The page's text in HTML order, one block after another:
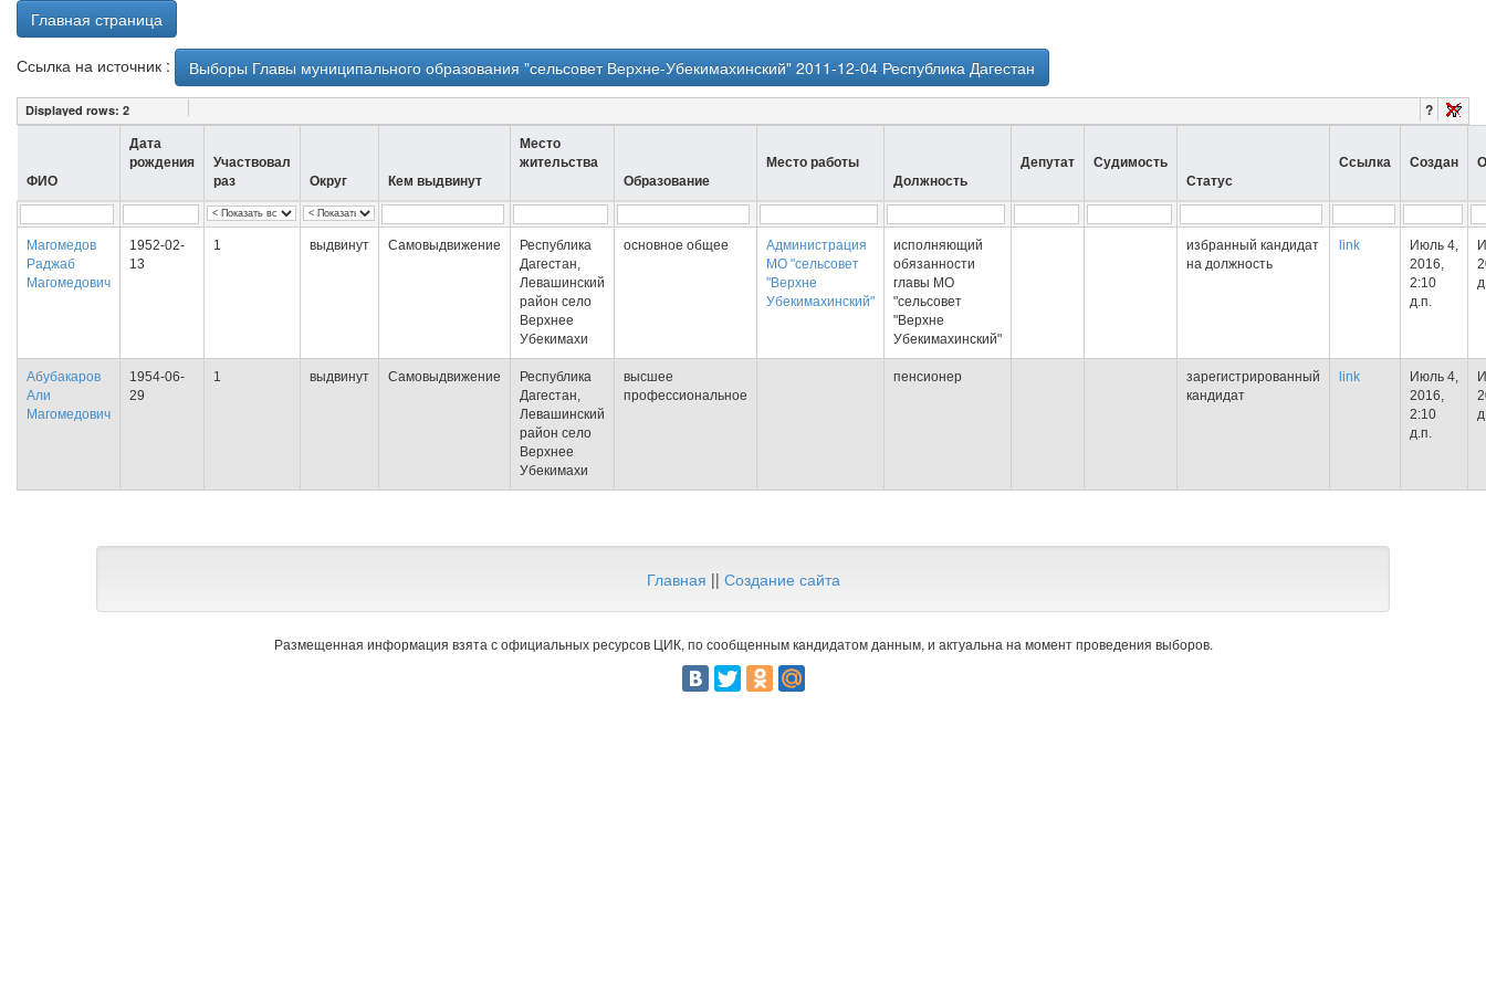
Главная страница
Ссылка на источник : Выборы Главы муниципального образования "сельсовет Верхне-Убекимахинский" 2011-12-04 Республика Дагестан
Displayed rows: 2 ?
ФИО
Дата
рождения
Участвовал
раз
Округ Кем выдвинут
Место
жительства
Образование
Место работы
Должность
Депутат
Судимость
Статус
Ссылка Создан
Магомедов
Раджаб
Магомедович
1952-02-
13
1 выдвинут Самовыдвижение
Республика
Дагестан,
Левашинский
район село
Верхнее
Убекимахи
основное общее
Администрация
МО "сельсовет
"Верхне
Убекимахинский"
исполняющий
обязанности
главы МО
"сельсовет
"Верхне
Убекимахинский"
избранный кандидат
на должность
link
Июль 4,
2016,
2:10
д.п.
Абубакаров
Али
Магомедович
1954-06-
29
1 выдвинут Самовыдвижение
Республика
Дагестан,
Левашинский
район село
Верхнее
Убекимахи
высшее
профессиональное
пенсионер
зарегистрированный
кандидат
link
Июль 4,
2016,
2:10
д.п.
Главная || Создание сайта
Размещенная информация взята с официальных ресурсов ЦИК, по сообщенным кандидатом данным, и актуальна на момент проведения выборов.